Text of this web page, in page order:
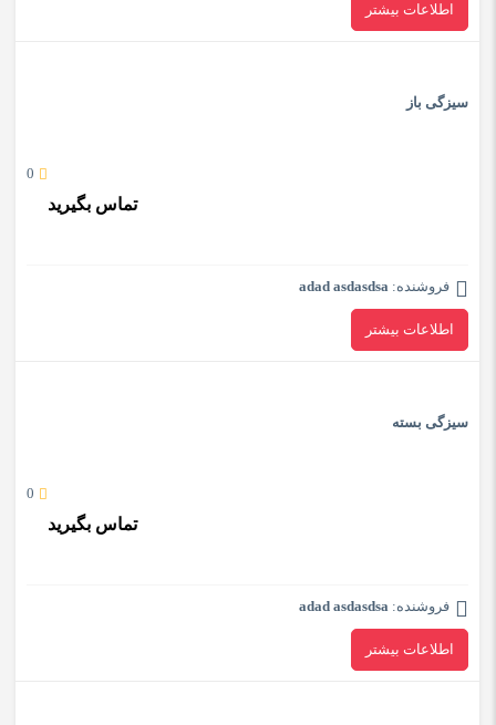
اطلاعات بیشتر
سیزگی باز
0
تماس بگیرید
فروشنده: adad asdasdsa
اطلاعات بیشتر
سیزگی بسته
0
تماس بگیرید
فروشنده: adad asdasdsa
اطلاعات بیشتر